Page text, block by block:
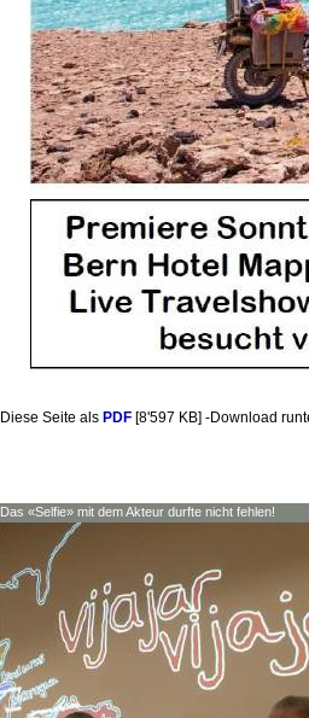
Diese Seite als PDF [8'597 KB] -Download
Das «Selfie» mit dem Akteur durfte nicht fehlen!